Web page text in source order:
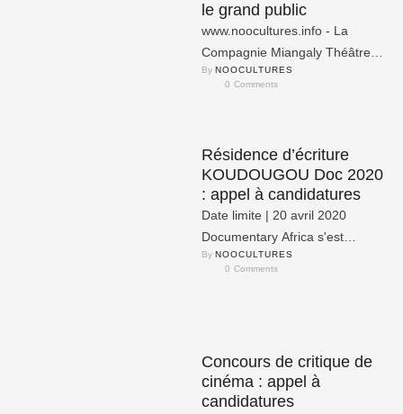
le grand public
www.noocultures.info - La
Compagnie Miangaly Théâtre
est une compagnie ancrée dans
By NOOCULTURES
0 Comments
Résidence d’écriture
KOUDOUGOU Doc 2020
: appel à candidatures
Date limite | 20 avril 2020
Documentary Africa s'est
associé à Koudougou Doc pour
By NOOCULTURES
0 Comments
Concours de critique de
cinéma : appel à
candidatures